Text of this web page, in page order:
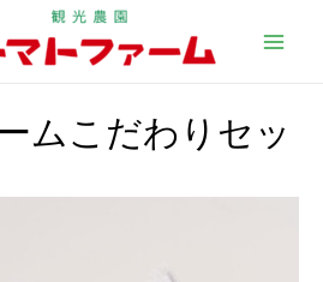
ムこだわりセッ